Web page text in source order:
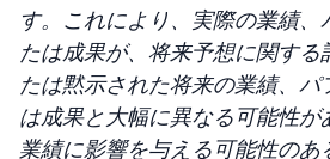
す。これにより、実際の業績、
たは成果が、将来予想に関する
たは黙示された将来の業績、
は成果と大幅に異なる可能性
業績に影響を与える可能性の